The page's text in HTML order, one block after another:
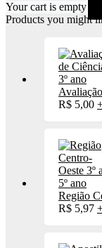
Your cart is empty
Products you might
R$ 5,00
Região
R$ 5,97